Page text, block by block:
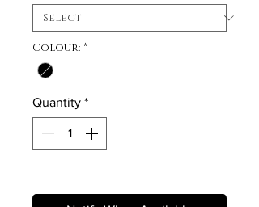
Colour: *
Quantity *